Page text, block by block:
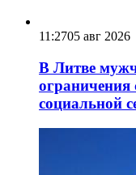
11:2705 авг 2026
В Литве
социальной